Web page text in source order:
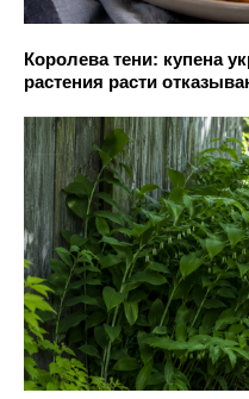
Королева тени: купена
растения расти